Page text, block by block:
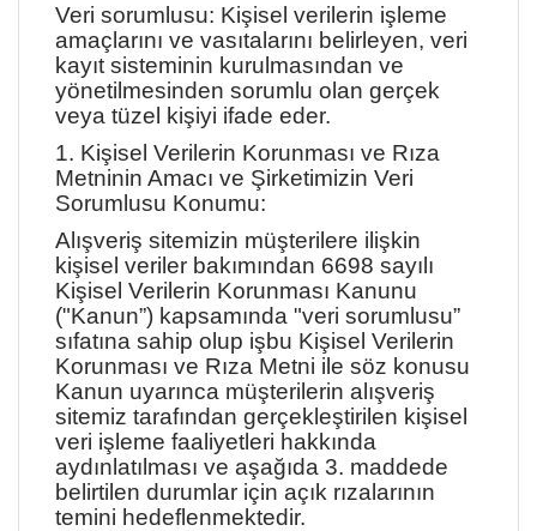
Veri sorumlusu: Kişisel verilerin işleme
amaçlarını ve vasıtalarını belirleyen, veri
kayıt sisteminin kurulmasından ve
yönetilmesinden sorumlu olan gerçek
veya tüzel kişiyi ifade eder.
1. Kişisel Verilerin Korunması ve Rıza
Metninin Amacı ve Şirketimizin Veri
Sorumlusu Konumu:
Alışveriş sitemizin müşterilere ilişkin
kişisel veriler bakımından 6698 sayılı
Kişisel Verilerin Korunması Kanunu
("Kanun”) kapsamında "veri sorumlusu”
sıfatına sahip olup işbu Kişisel Verilerin
Korunması ve Rıza Metni ile söz konusu
Kanun uyarınca müşterilerin alışveriş
sitemiz tarafından gerçekleştirilen kişisel
veri işleme faaliyetleri hakkında
aydınlatılması ve aşağıda 3. maddede
belirtilen durumlar için açık rızalarının
temini hedeflenmektedir.